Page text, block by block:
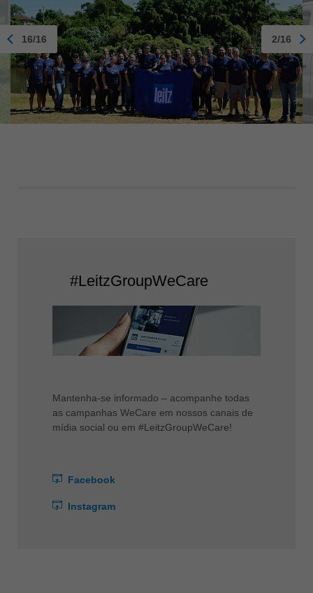
16/16 2/16
#LeitzGroupWeCare
Mantenha-se informado – acompanhe todas
as campanhas WeCare em nossos canais de
mídia social ou em #LeitzGroupWeCare!
Facebook
Instagram